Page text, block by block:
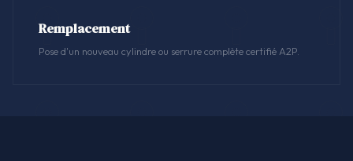
Remplacement
Pose d'un nouveau cylindre ou serrure complète certifié A2P.